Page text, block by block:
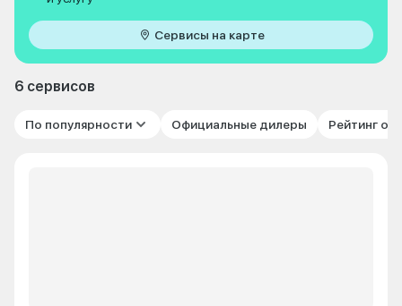
Сервисы на карте
6 сервисов
По популярности Официальные дилеры Рейтинг